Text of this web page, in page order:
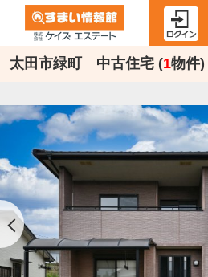
太田市緑町 中古住宅 (1物件)